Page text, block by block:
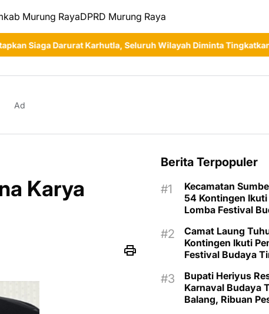
Murung RayaDPRD Murung Raya
Seluruh Wilayah Diminta Tingkatkan Kewaspadaan 55
Ad
Karya
Berita Terpopuler
Kecamatan
54 Kontingen Ikuti
Lomba Festival
Camat Laung
Kontingen Ikuti
Festival Budaya
Bupati Heriyus
Karnaval Budaya
Balang, Ribuan